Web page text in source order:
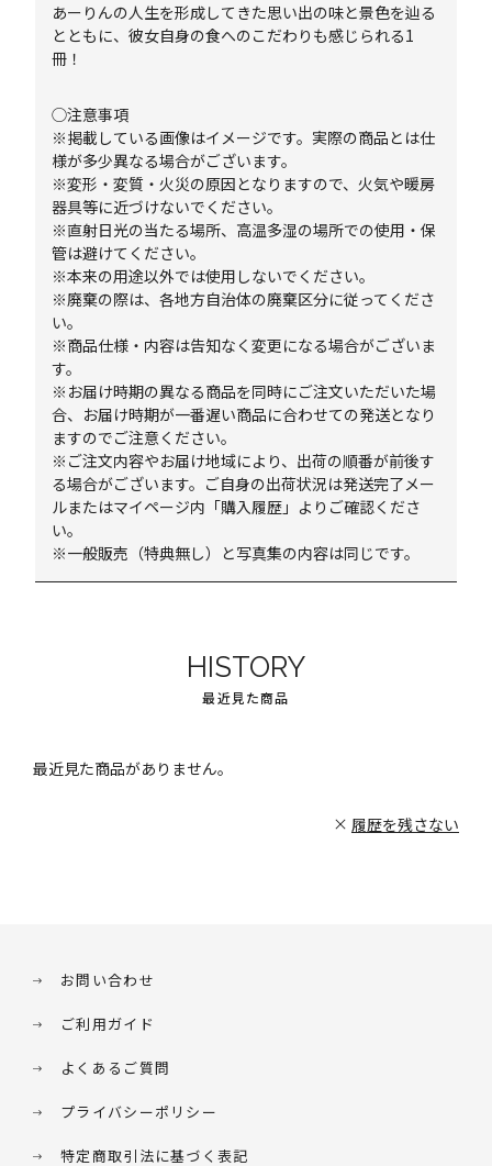
あーりんの人生を形成してきた思い出の味と景色を辿る
とともに、彼女自身の食へのこだわりも感じられる1
冊！
◯注意事項
※掲載している画像はイメージです。実際の商品とは仕
様が多少異なる場合がございます。
※変形・変質・火災の原因となりますので、火気や暖房
器具等に近づけないでください。
※直射日光の当たる場所、高温多湿の場所での使用・保
管は避けてください。
※本来の用途以外では使用しないでください。
※廃棄の際は、各地方自治体の廃棄区分に従ってくださ
い。
※商品仕様・内容は告知なく変更になる場合がございま
す。
※お届け時期の異なる商品を同時にご注文いただいた場
合、お届け時期が一番遅い商品に合わせての発送となり
ますのでご注意ください。
※ご注文内容やお届け地域により、出荷の順番が前後す
る場合がございます。ご自身の出荷状況は発送完了メー
ルまたはマイページ内「購入履歴」よりご確認くださ
い。
※一般販売（特典無し）と写真集の内容は同じです。
HISTORY
最近見た商品
最近見た商品がありません。
履歴を残さない
お問い合わせ
ご利用ガイド
よくあるご質問
プライバシーポリシー
特定商取引法に基づく表記